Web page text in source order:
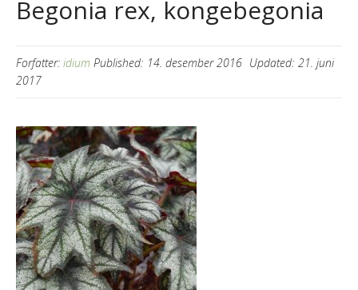
Begonia rex, kongebegonia
Forfatter: idium Published: 14. desember 2016 Updated: 21. juni
2017